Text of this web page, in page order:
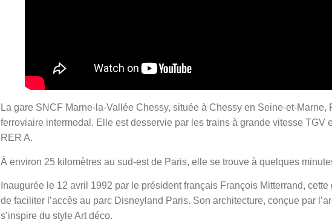
La gare SNCF Marne-la-Vallée Chessy, située à Chessy en Seine-et-Marne,
ferroviaire intermodal. Elle est desservie par les trains à grande vitesse TGV
RER A.
À environ 25 kilomètres au sud-est de Paris, elle se trouve à quelques
Inaugurée le 12 avril 1992 par le président français François Mitterrand,
de faciliter l’accès au parc Disneyland Paris. Son architecture, conçue par
s’inspire du style Art déco.